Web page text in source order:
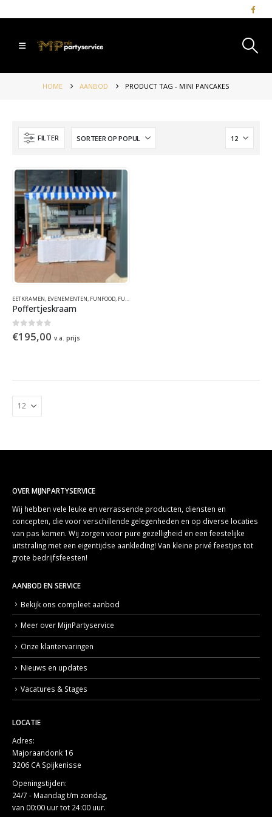
HOME AANBOD PRODUCT TAG - MINI PANCAKES
FILTER
EETKRAMEN, EVENEMENTEN, FUNFOOD, FUNFOOD
Poffertjeskraam
0out of 5
€195,00 v.a. prijs
OVER MIJNPARTYSERVICE
Wij hebben vele leuke en verrassende producten, diensten en
concepten, die voor verschillende gelegenheden en op diverse locaties
van pas komen. Wij zorgen voor pure gezelligheid en een feestelijke
uitstraling met een eigentijdse aankleding! Van kleine privé feestjes tot
grote bedrijfsfeesten!
AANBOD EN SERVICE
Bekijk ons compleet aanbod
Meer over MijnPartyservice
Onze klantervaringen
Nieuws en updates
Vacatures & Stages
LOCATIE
Adres:
Majoraandonk 16
3206 CA Spijkenisse
Openingstijden:
24/7 - Maandag t/m zondag,
van 00:00 uur tot 24:00 uur.